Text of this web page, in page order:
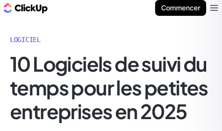
Commencer
LOGICIEL
10 Logiciels de suivi du
temps pour les petites
entreprises en 2025